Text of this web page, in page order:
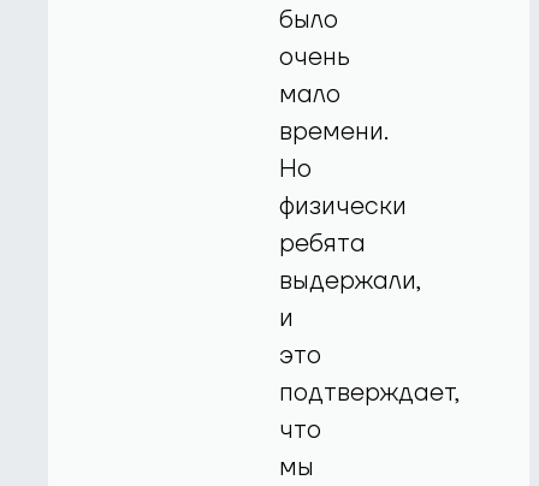
было
очень
мало
времени.
Но
физически
ребята
выдержали,
и
это
подтверждает,
что
мы